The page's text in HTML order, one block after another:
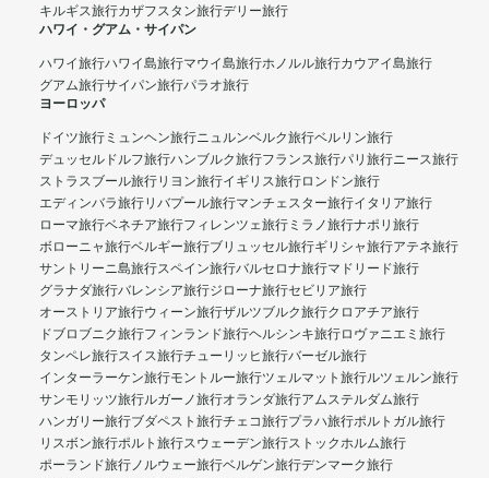
キルギス旅行カザフスタン旅行デリー旅行
ハワイ・グアム・サイパン
ハワイ旅行ハワイ島旅行マウイ島旅行ホノルル旅行カウアイ島旅行
グアム旅行サイパン旅行パラオ旅行
ヨーロッパ
ドイツ旅行 ミュンヘン旅行ニュルンベルク旅行ベルリン旅行
デュッセルドルフ旅行ハンブルク旅行フランス旅行パリ旅行ニース旅行
ストラスブール旅行リヨン旅行イギリス旅行ロンドン旅行
エディンバラ旅行リバプール旅行マンチェスター旅行イタリア旅行
ローマ旅行ベネチア旅行フィレンツェ旅行 ミラノ旅行ナポリ旅行
ボローニャ旅行ベルギー旅行ブリュッセル旅行ギリシャ旅行アテネ旅行
サントリーニ島旅行スペイン旅行バルセロナ旅行マドリード旅行
グラナダ旅行バレンシア旅行ジローナ旅行セビリア旅行
オーストリア旅行ウィーン旅行ザルツブルク旅行クロアチア旅行
ドブロブニク旅行フィンランド旅行ヘルシンキ旅行ロヴァニエミ旅行
タンペレ旅行スイス旅行チューリッヒ旅行バーゼル旅行
インターラーケン旅行モントルー旅行ツェルマット旅行ルツェルン旅行
サンモリッツ旅行ルガーノ旅行オランダ旅行アムステルダム旅行
ハンガリー旅行ブダペスト旅行チェコ旅行プラハ旅行ポルトガル旅行
リスボン旅行ポルト旅行スウェーデン旅行ストックホルム旅行
ポーランド旅行ノルウェー旅行ベルゲン旅行デンマーク旅行